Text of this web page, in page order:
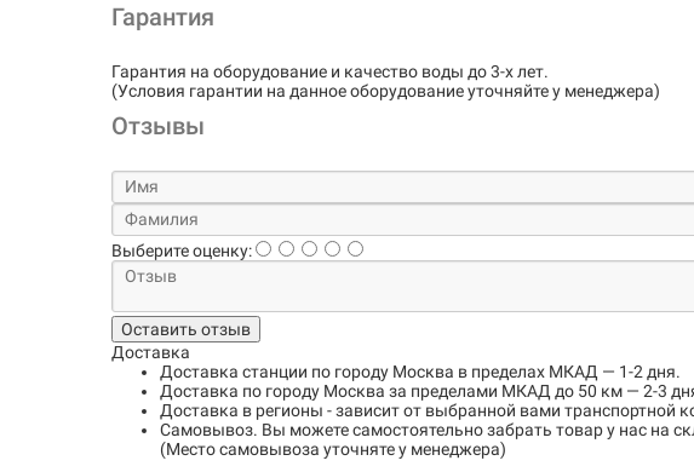
Гарантия
Гарантия на оборудование и качество воды до 3-х лет.
(Условия гарантии на данное оборудование уточняйте у менеджера)
Отзывы
Выберите оценку:
Оставить отзыв
Доставка
Доставка станции по городу Москва в пределах МКАД — 1-2 дня.
Доставка по городу Москва за пределами МКАД до 50 км — 2-3
Доставка в регионы - зависит от выбранной вами транспортной
Самовывоз. Вы можете самостоятельно забрать товар у нас на
(Место самовывоза уточняте у менеджера)